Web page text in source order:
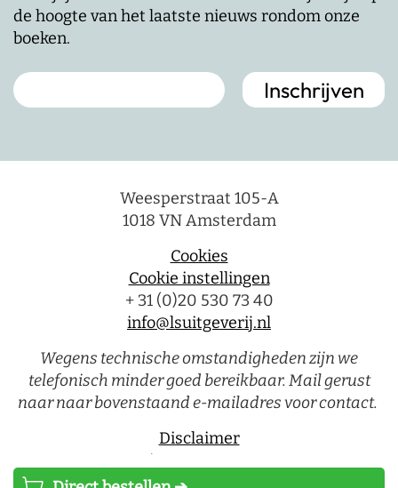
de hoogte van het laatste nieuws rondom onze
boeken.
Weesperstraat 105-A
1018 VN Amsterdam
Cookies
Cookie instellingen
+ 31 (0)20 530 73 40
info@lsuitgeverij.nl
Wegens technische omstandigheden zijn we
telefonisch minder goed bereikbaar. Mail gerust
naar naar bovenstaand e-mailadres voor contact.
Disclaimer
Privacystatement